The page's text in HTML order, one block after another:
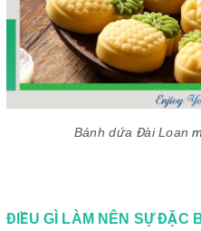
Bánh dứa Đài Loan
ĐIỀU GÌ LÀM NÊN SỰ ĐẶC